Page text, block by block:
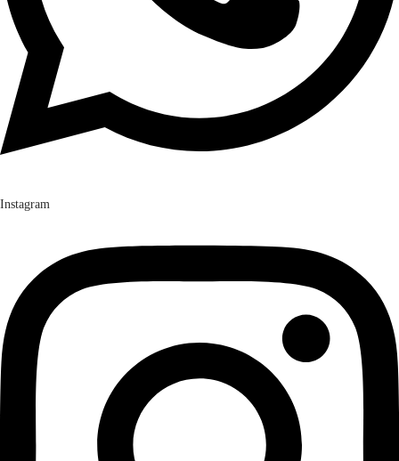
Instagram